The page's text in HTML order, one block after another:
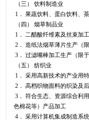
（三） 饮料制造业
1． 果蔬饮料、蛋白饮料、
（四） 烟草制品业
1． 二醋酸纤维素及丝束加
2． 造纸法烟草薄片生产（
3． 过滤嘴棒加工生产（限
（五） 纺织业
1． 采用高新技术的产业用
2． 高档织物面料的织染及
3． 符合生态、资源综合利
色棉花等）产品加工
4． 采用计算机集成制造系